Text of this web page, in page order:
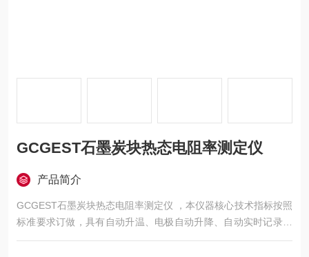
GCGEST石墨炭块热态电阻率测定仪
产品简介
GCGEST石墨炭块热态电阻率测定仪 ，本仪器核心技术指标按照
标准要求订做，具有自动升温、电极自动升降、自动实时记录不
同温度下的电阻值，并可以绘制测试曲线并可导出数据和保存电